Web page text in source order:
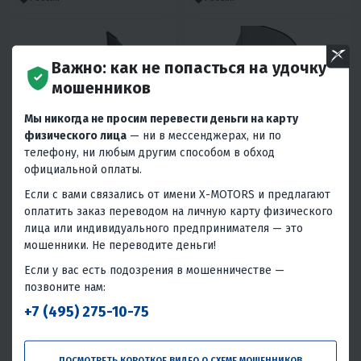
4.2 0
СТЕКЛО ВЕТРОВОЕ ДЛЯ
2011-ТОНИРОВАННОЕ
(ЧЕРНЫЙ)
1 690 ₽
80 ₽ 70 ₽
Россия
4.4 0
(ВЫСОТА 53СМ, ТОЛЩИНА 2ММ,
МПК)
3 700 ₽
170 ₽ 160 ₽
Важно: как не попасться на удочку
мошенников
Мы никогда не просим перевести деньги на карту
физического лица — ни в мессенджерах, ни по
телефону, ни любым другим способом в обход
официальной оплаты.
Если с вами связались от имени X-MOTORS и предлагают
оплатить заказ переводом на личную карту физического
лица или индивидуального предпринимателя — это
мошенники. Не переводите деньги!
Если у вас есть подозрения в мошенничестве —
позвоните нам:
+7 (495) 275-10-75